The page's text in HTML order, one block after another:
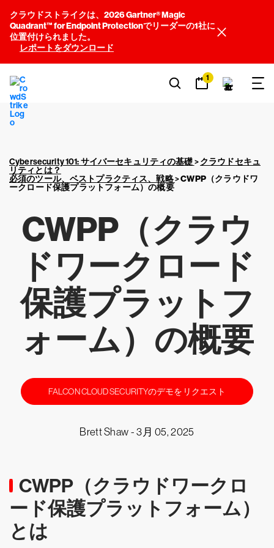
クラウドストライクは、2026 Gartner® Magic
Quadrant™ for Endpoint Protectionでリーダーの1社に
位置付けられました。
レポートをダウンロード
1
Cybersecurity 101: サイバーセキュリティの基礎>クラウドセキュ
リティとは？
必須のツール、ベストプラクティス、戦略>CWPP（クラウドワ
ークロード保護プラットフォーム）の概要
CWPP（クラウ
ドワークロード
保護プラットフ
ォーム）の概要
FALCON CLOUD SECURITYのデモをリクエスト
Brett Shaw -3月 05, 2025
CWPP（クラウドワークロ
ード保護プラットフォーム）
とは